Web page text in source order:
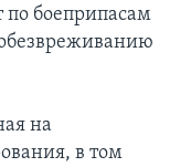
боеприпасам
на
в том